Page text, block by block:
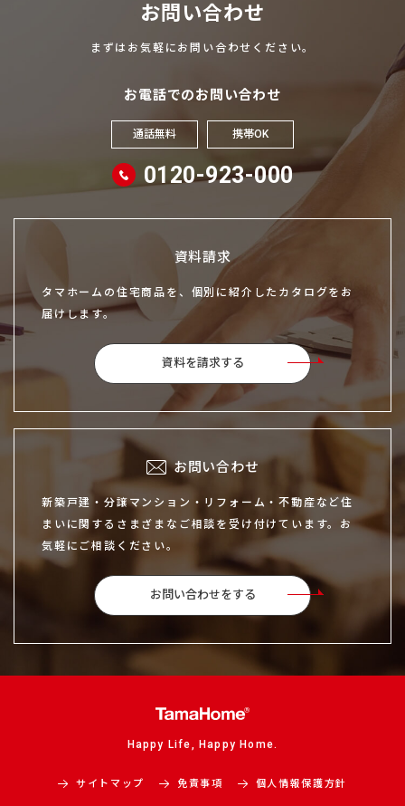
お問い合わせ
まずはお気軽にお問い合わせください。
お電話でのお問い合わせ
通話無料 携帯OK
0120-923-000
資料請求
タマホームの住宅商品を、個別に紹介したカタログをお
届けします。
資料を請求する
お問い合わせ
新築戸建・分譲マンション・リフォーム・不動産など住
まいに関するさまざまなご相談を受け付けています。お
気軽にご相談ください。
お問い合わせをする
Happy Life, Happy Home.
サイトマップ 免責事項 個人情報保護方針